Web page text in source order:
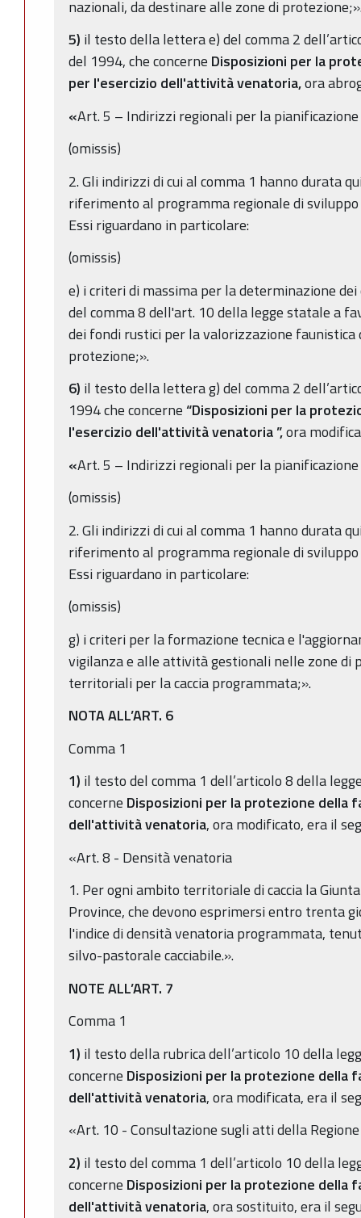
nazionali, da destinare alle zone di
5) il testo della lettera e) del comma 2
del 1994, che concerne Disposizioni per la
per l'esercizio dell'attività venatoria,ora
«Art. 5 – Indirizzi regionali per la
(omissis)
2. Gli indirizzi di cui al comma 1 hanno durata
riferimento al programma regionale di
Essi riguardano in particolare:
(omissis)
e) i criteri di massima per la determinazione
del comma 8 dell'art. 10 della legge statale a
dei fondi rustici per la valorizzazione
protezione;».
6) il testo della lettera g) del comma 2
1994 che concerne “Disposizioni per la
l'esercizio dell'attività venatoria ”,ora
«Art. 5 – Indirizzi regionali per la
(omissis)
2. Gli indirizzi di cui al comma 1 hanno durata
riferimento al programma regionale di
Essi riguardano in particolare:
(omissis)
g) i criteri per la formazione tecnica e
vigilanza e alle attività gestionali nelle zone di
territoriali per la caccia programmata;».
NOTA ALL’ART. 6
Comma 1
1) il testo del comma 1 dell’articolo 8 della
concerne Disposizioni per la protezione della
dell'attività venatoria, ora modificato, era il
«Art. 8 - Densità venatoria
1. Per ogni ambito territoriale di caccia la
Province, che devono esprimersi entro trenta
l'indice di densità venatoria programmata,
silvo-pastorale cacciabile.».
NOTE ALL’ART. 7
Comma 1
1) il testo della rubrica dell’articolo 10 della
concerne Disposizioni per la protezione della
dell'attività venatoria, ora modificata, era il
«Art. 10 - Consultazione sugli atti della
2) il testo del comma 1 dell’articolo 10 della
concerne Disposizioni per la protezione della
dell'attività venatoria, ora sostituito, era il